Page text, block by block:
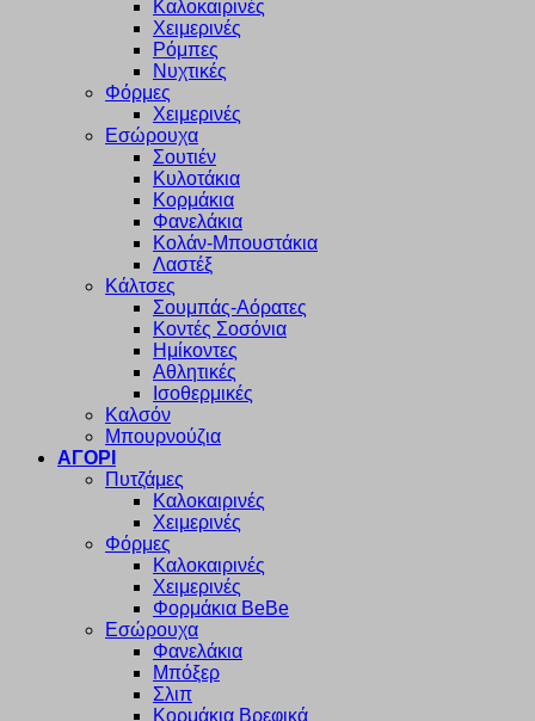
Καλοκαιρινές
Χειμερινές
Ρόμπες
Νυχτικές
Φόρμες
Χειμερινές
Εσώρουχα
Σουτιέν
Κυλοτάκια
Κορμάκια
Φανελάκια
Κολάν-Μπουστάκια
Λαστέξ
Κάλτσες
Σουμπάς-Αόρατες
Κοντές Σοσόνια
Ημίκοντες
Αθλητικές
Ισοθερμικές
Καλσόν
Μπουρνούζια
ΑΓΟΡΙ
Πυτζάμες
Καλοκαιρινές
Χειμερινές
Φόρμες
Καλοκαιρινές
Χειμερινές
Φορμάκια BeBe
Εσώρουχα
Φανελάκια
Μπόξερ
Σλιπ
Κορμάκια Βρεφικά